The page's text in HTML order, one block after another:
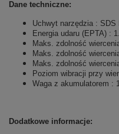
Dane techniczne:
Uchwyt narzędzia : SDS
Energia udaru (EPTA) :
Maks. zdolność
Maks. zdolność
Maks. zdolność
Poziom wibracji przy
Waga z akumulatorem :
Dodatkowe informacje: